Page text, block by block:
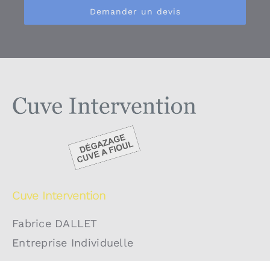
Demander un devis
Cuve Intervention
Fabrice DALLET
Entreprise Individuelle